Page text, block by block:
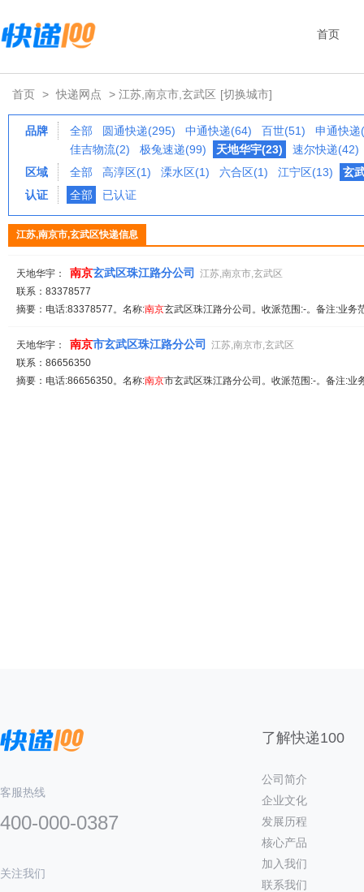
首页
首页 > 快递网点 > 江苏,南京市,玄武区 [切换城市]
品牌 全部 圆通快递(295) 中通快递(64) 百世(51)
申通快递
佳吉物流(2)
极兔速递(99) 天地华宇(23)
速尔快递(42)
区域
全部 高淳区(1) 溧水区(1) 六合区(1) 江宁区(13)
玄
认证
全部 已认证
江苏,南京市,玄武区快递信息
天地华宇： 南京玄武区珠江路分公司
江苏,南京市,玄武区
联系：83378577
摘要：电话:83378577。名称:南京玄武区珠江路分公司。收派范围:-。备注:业
天地华宇： 南京市玄武区珠江路分公司
江苏,南京市,玄武区
联系：86656350
摘要：电话:86656350。名称:南京市玄武区珠江路分公司。收派范围:-。备注:
客服热线
400-000-0387
关注我们
了解快递100
公司简介
企业文化
发展历程
核心产品
加入我们
联系我们